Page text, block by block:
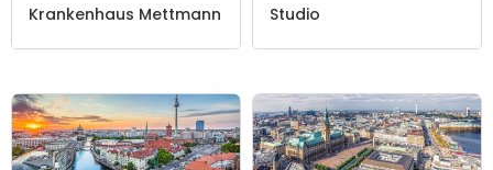
Krankenhaus Mettmann Studio